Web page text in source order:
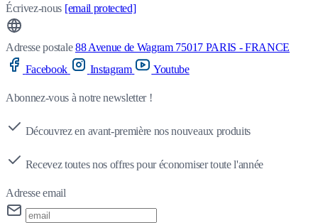
Écrivez-nous [email protected]
Adresse postale 88 Avenue de Wagram 75017 PARIS - FRANCE
Facebook
Instagram Youtube
Abonnez-vous à notre newsletter !
Découvrez en avant-première nos nouveaux produits
Recevez toutes nos offres pour économiser toute l'année
Adresse email